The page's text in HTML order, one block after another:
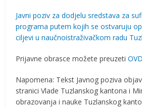
Javni poziv za dodjelu sredstava za
programa putem kojih se ostvaruju
ciljevi u naučnoistraživačkom radu
Prijavne obrasce možete preuzeti
Napomena: Tekst Javnog poziva
stranici Vlade Tuzlanskog kantona i
obrazovanja i nauke Tuzlanskog